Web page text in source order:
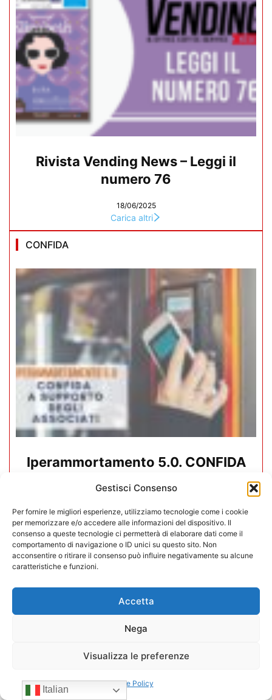
Gestisci Consenso
Per fornire le migliori esperienze, utilizziamo tecnologie come i cookie
per memorizzare e/o accedere alle informazioni del dispositivo. Il
consenso a queste tecnologie ci permetterà di elaborare dati come il
comportamento di navigazione o ID unici su questo sito. Non
acconsentire o ritirare il consenso può influire negativamente su alcune
caratteristiche e funzioni.
Accetta
Nega
Visualizza le preferenze
Cookie Policy
Rivista Vending News – Leggi il
numero 76
18/06/2025
Carica altri
CONFIDA
Iperammortamento 5.0. CONFIDA
apre uno sportello dedicato per gli
27/07/2026
Italian